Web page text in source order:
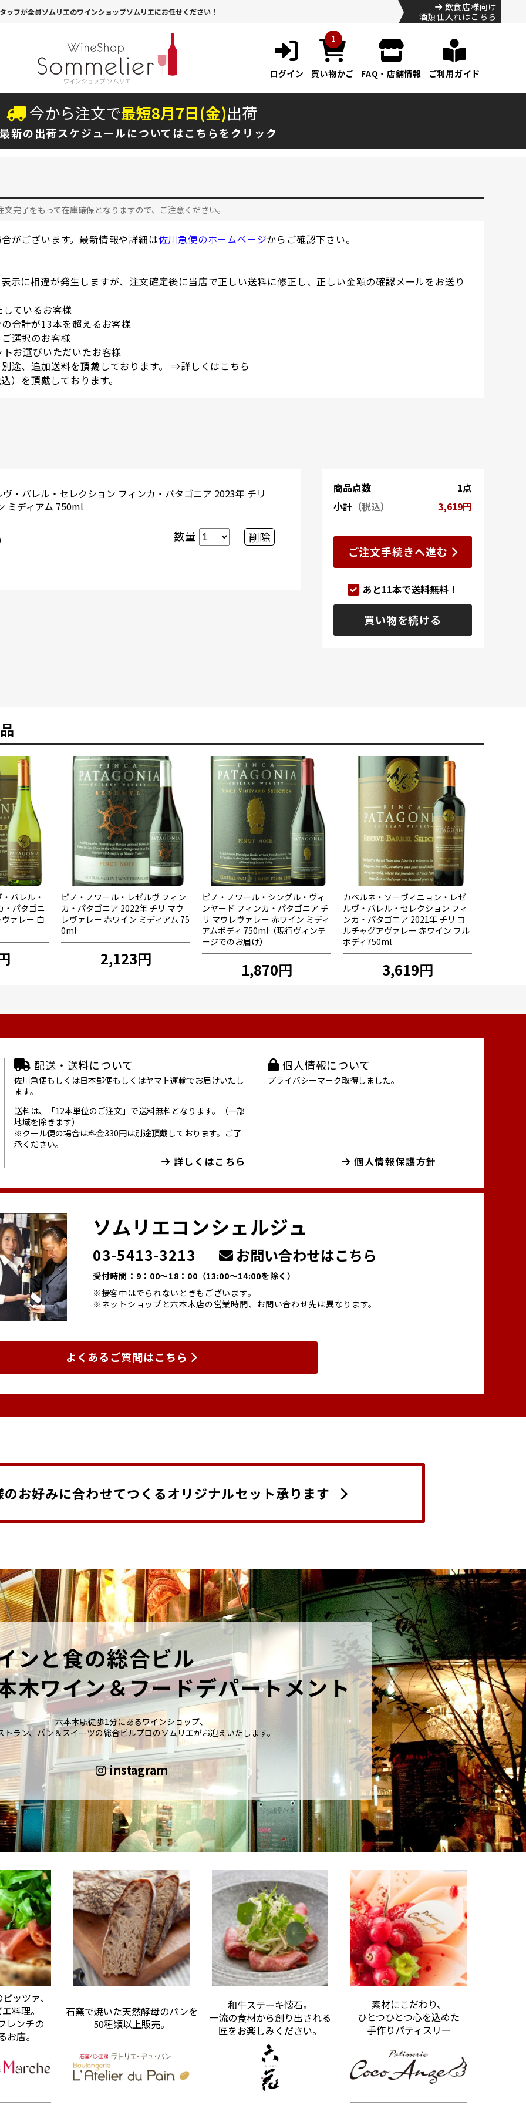
ッフが全員ソムリエのワインショップソムリエにお任せください！
飲食店様向け
酒類仕入れはこちら
ログイン
1
買い物かご FAQ・店舗情報 ご利用ガイド
今から注文で最短8月7日(金)出荷
新の出荷スケジュールについてはこちらをクリック
完了をもって在庫確保となりますので、ご注意ください。
がございます。最新情報や詳細は佐川急便のホームページからご確認下さい。
示に相違が発生しますが、注文確定後に当店で正しい送料に修正し、正しい金額の確認メールをお送り
ているお客様
合計が13本を超えるお客様
選択のお客様
お選びいただいたお客様
途、追加送料を頂戴しております。 ⇒詳しくはこちら
）を頂戴しております。
・バレル・セレクション フィンカ・パタゴニア 2023年 チリ
ミディアム 750ml
数量 削除
商品点数
1点
小計 （税込） 3,619円
ご注文手続きへ進む
あと11本で送料無料！
買い物を続ける
バレル・
・パタゴニ
ァレー 白
ピノ・ノワール・レゼルヴ フィン
カ・パタゴニア 2022年 チリ マウ
レヴァレー 赤ワイン ミディアム 75
0ml
2,123円
ピノ・ノワール・シングル・ヴィ
ンヤード フィンカ・パタゴニア チ
リ マウレヴァレー 赤ワイン ミディ
アムボディ 750ml（現行ヴィンテ
ージでのお届け）
1,870円
カベルネ・ソーヴィニョン・レゼ
ルヴ・バレル・セレクション フィ
ンカ・パタゴニア 2021年 チリ コ
ルチャグアヴァレー 赤ワイン フル
ボディ750ml
3,619円
配送・送料について
佐川急便もしくは日本郵便もしくはヤマト運輸でお届けいたし
ます。
送料は、「12本単位のご注文」で送料無料となります。（一部
地域を除きます）
※クール便の場合は料金330円は別途頂戴しております。ご了
承ください。
詳しくはこちら
個人情報について
プライバシーマーク取得しました。
個人情報保護方針
ソムリエコンシェルジュ
03-5413-3213 お問い合わせはこちら
受付時間：9：00～18：00 （13:00～14:00を除く）
※接客中はでられないときもございます。
※ネットショップと六本木店の営業時間、お問い合わせ先は異なります。
よくあるご質問はこちら
のお好みに合わせてつくるオリジナルセット承ります
ンと食の総合ビル
木ワイン＆フードデパートメント
六本木駅徒歩1分にあるワインショップ、
トラン、パン＆スイーツの総合ビルプロのソムリエがお迎えいたします。
instagram
ッツァ、
料理。
レンチの
お店。
石窯で焼いた天然酵母のパンを
50種類以上販売。
和牛ステーキ懐石。
一流の食材から創り出される
匠をお楽しみください。
素材にこだわり、
ひとつひとつ心を込めた
手作りパティスリー